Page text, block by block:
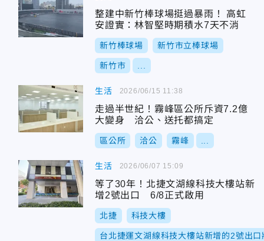
整建中新竹棒球場挺過暴雨！ 高虹
安證實：林智堅時期積水7天不消
新竹棒球場 新竹市立棒球場
新竹市
生活
走過半世紀！霧峰區公所斥資7.2億
大變身 洽公、送托都搞定
區公所 洽公 霧峰
2026/06/15 11:38
生活
等了30年！北捷文湖線科技大樓站新
增2號出口 6/8正式啟用
北捷 科技大樓
台北捷運文湖線科技大樓站新增的2號出
2026/06/07 15:09